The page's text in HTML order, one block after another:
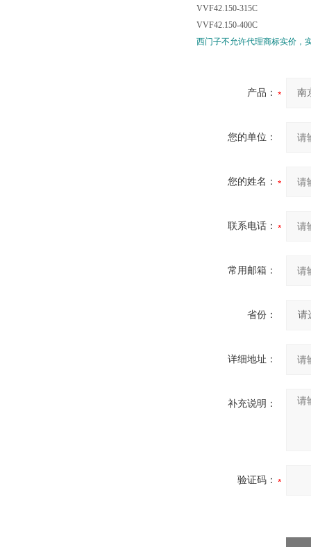
VVF42.150-315C
VVF42.150-400C
西门子不允许代理商标实价，
产品：
您的单位：
您的姓名：
联系电话：
常用邮箱：
省份：
详细地址：
补充说明：
验证码：